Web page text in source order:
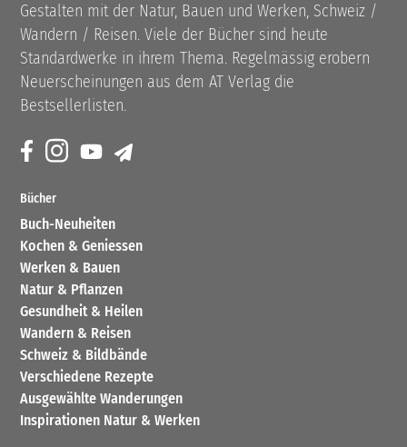
Gestalten mit der Natur, Bauen und Werken, Schweiz /
Wandern / Reisen. Viele der Bücher sind heute
Standardwerke in ihrem Thema. Regelmässig erobern
Neuerscheinungen aus dem AT Verlag die
Bestsellerlisten.
Bücher
Buch-Neuheiten
Kochen & Geniessen
Werken & Bauen
Natur & Pflanzen
Gesundheit & Heilen
Wandern & Reisen
Schweiz & Bildbände
Verschiedene Rezepte
Ausgewählte Wanderungen
Inspirationen Natur & Werken